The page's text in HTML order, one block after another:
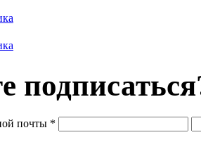
почты *